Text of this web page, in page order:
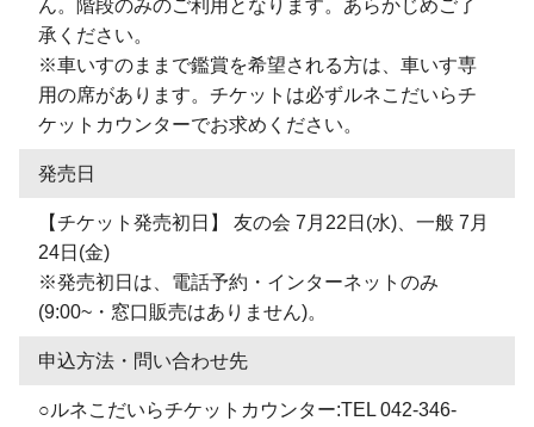
ん。階段のみのご利用となります。あらかじめご了
承ください。
※車いすのままで鑑賞を希望される方は、車いす専
用の席があります。チケットは必ずルネこだいらチ
ケットカウンターでお求めください。
発売日
【チケット発売初日】 友の会 7月22日(水)、一般 7月
24日(金)
※発売初日は、電話予約・インターネットのみ
(9:00~・窓口販売はありません)。
申込方法・問い合わせ先
○ルネこだいらチケットカウンター:TEL 042-346-